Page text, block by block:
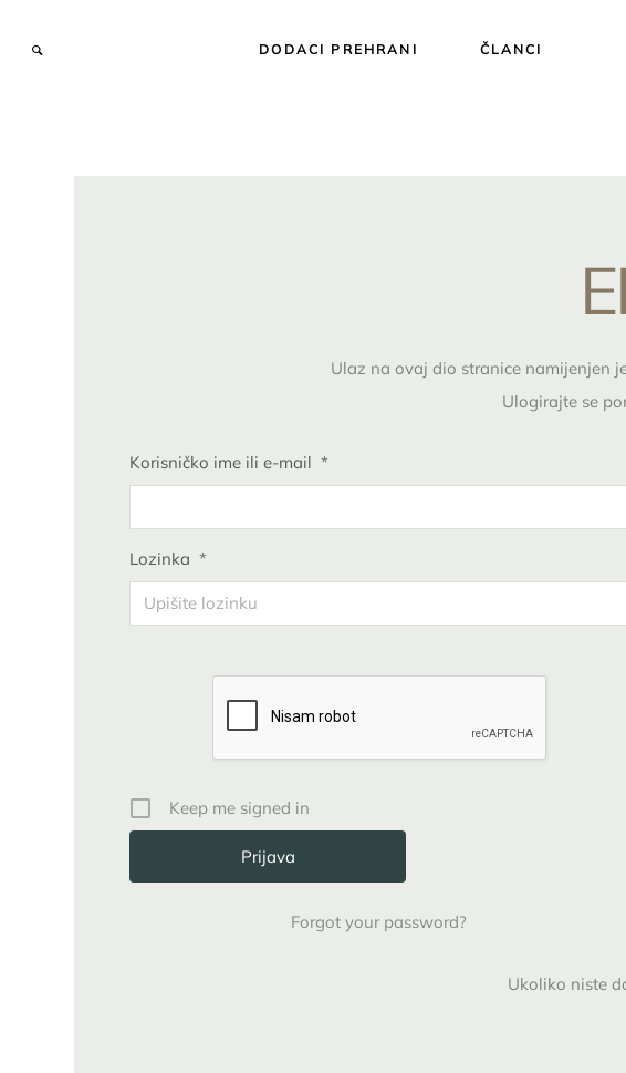
DODACI PREHRANI ČLANCI
Ulaz na ovaj dio stranice namijenjen
Ulogirajte se
Korisničko ime ili e-mail *
Lozinka *
Keep me signed in
Forgot your password?
Ukoliko niste